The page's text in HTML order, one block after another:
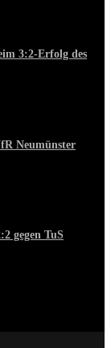
3:2-Erfolg des
Neumünster
gegen TuS